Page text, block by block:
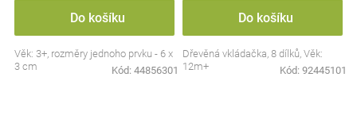
Do košíku
Věk: 3+, rozměry jednoho prvku - 6 x
3 cm
Kód: 44856301
Do košíku
Dřevěná vkládačka, 8 dílků, Věk:
12m+
Kód: 92445101